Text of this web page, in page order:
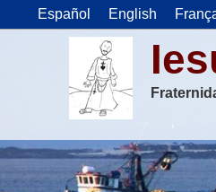
Español English